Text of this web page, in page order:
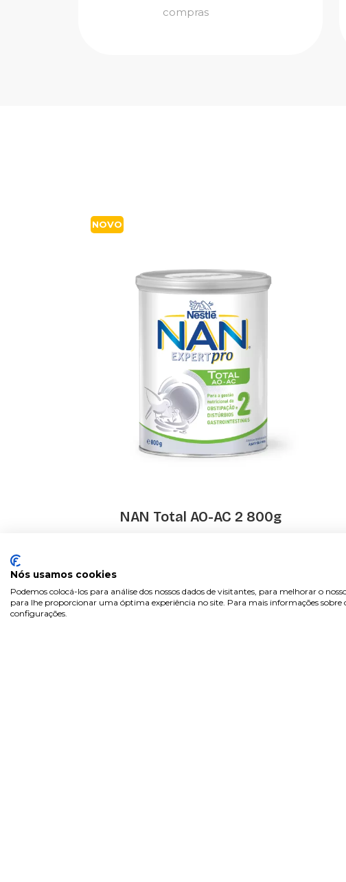
compras
NOVO
NAN Total AO-AC 2 800g
Nós usamos cookies
Podemos colocá-los para análise dos nossos dados de visitantes, para melhorar o
para lhe proporcionar uma óptima experiência no site. Para mais informações sobre
configurações.